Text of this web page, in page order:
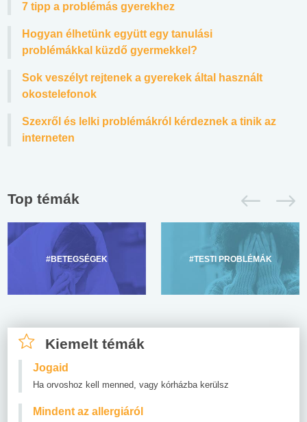
7 tipp a problémás gyerekhez
Hogyan élhetünk együtt egy tanulási
problémákkal küzdő gyermekkel?
Sok veszélyt rejtenek a gyerekek által használt
okostelefonok
Szexről és lelki problémákról kérdeznek a tinik az
interneten
Top témák
#BETEGSÉGEK #TESTI PROBLÉMÁK
Kiemelt témák
Jogaid
Ha orvoshoz kell menned, vagy kórházba kerülsz
Mindent az allergiáról